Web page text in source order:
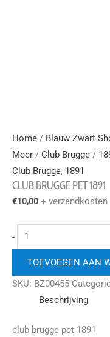
Home / Blauw Zwart
Meer / Club Brugge /
Club Brugge, 1891
CLUB BRUGGE PET 1891
€10,00 + verzendkosten
-
Club
Brugge
1891
aantal
TOEVOEGEN AAN
SKU: BZ00455
Beschrijving
club brugge pet 1891